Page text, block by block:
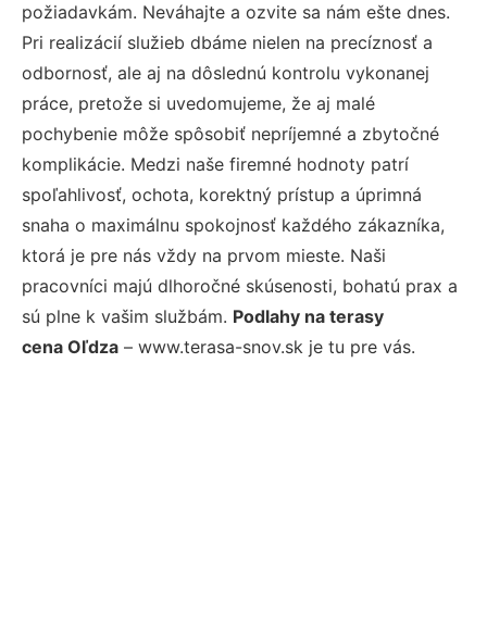
požiadavkám. Neváhajte a ozvite sa nám ešte dnes.
Pri realizácií služieb dbáme nielen na precíznosť a
odbornosť, ale aj na dôslednú kontrolu vykonanej
práce, pretože si uvedomujeme, že aj malé
pochybenie môže spôsobiť nepríjemné a zbytočné
komplikácie. Medzi naše firemné hodnoty patrí
spoľahlivosť, ochota, korektný prístup a úprimná
snaha o maximálnu spokojnosť každého zákazníka,
ktorá je pre nás vždy na prvom mieste. Naši
pracovníci majú dlhoročné skúsenosti, bohatú prax a
sú plne k vašim službám. Podlahy na terasy
cena Oľdza – www.terasa-snov.sk je tu pre vás.